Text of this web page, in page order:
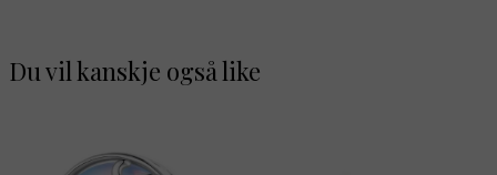
Du vil kanskje også like